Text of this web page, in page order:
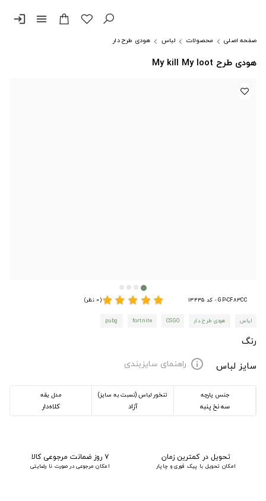
menu
login
صفحه اصلی محصولات لباس هودی طرح دار
هودی طرح My kill My loot
GP-CF83CC - کد 13435 star
star
star
star
star(0 نظر)
لباس هودی طرح دار CSGO
fortnite
pubg
رنگ
سایز لباس
info راهنمای سایزبندی
جنس پارچه
سه نخ پنبه
تنخور لباس (نسبت به سایز)
آزاد
مدل یقه
کلاه‌دار
تحویل در کمترین زمان
امکان تحویل با پیک فوری و چاپار
۷ روز ضمانت مرجوعی کالا
امکان مرجوعی در صورت نا رضایتی